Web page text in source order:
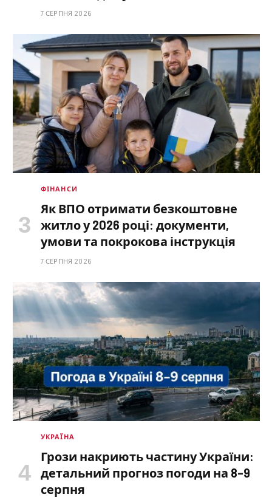
7 СЕРПНЯ 2026
ФІНАНСИ
Як ВПО отримати безкоштовне
житло у 2026 році: документи,
умови та покрокова інструкція
7 СЕРПНЯ 2026
УКРАЇНА
Грози накриють частину України:
детальний прогноз погоди на 8–9
серпня